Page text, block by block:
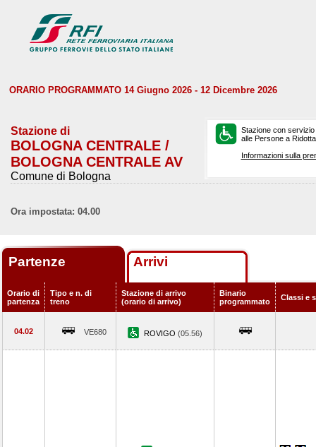
ORARIO PROGRAMMATO 14 Giugno 2026 - 12 Dicembre 2026
Stazione di
BOLOGNA CENTRALE /
BOLOGNA CENTRALE AV
Comune di Bologna
Stazione con
alle Persone a
Informazioni sulla
Ora impostata: 04.00
Partenze Arrivi
Orario di
partenza
Tipo e n. di
treno
Stazione di arrivo
(orario di arrivo)
Binario
programmato
Classi e
04.02 VE680 ROVIGO (05.56)